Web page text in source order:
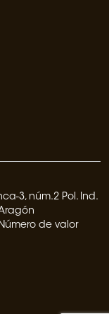
3, núm.2 Pol. Ind.
de valor